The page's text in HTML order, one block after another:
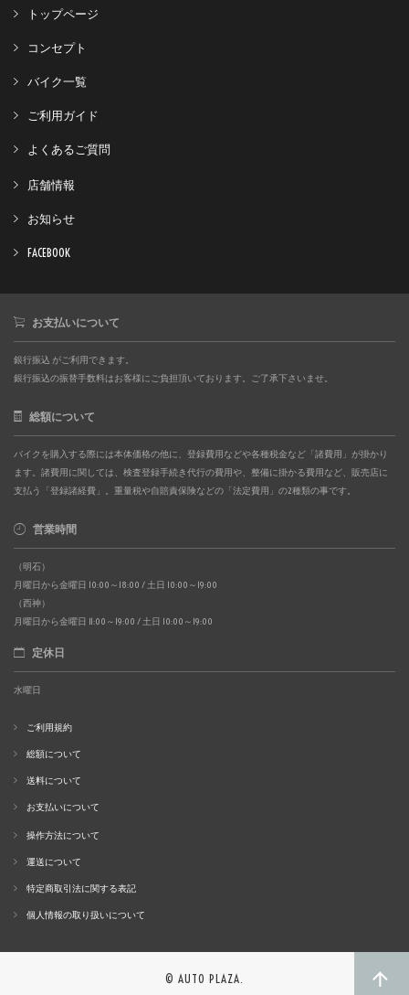
トップページ
コンセプト
バイク一覧
ご利用ガイド
よくあるご質問
店舗情報
お知らせ
FACEBOOK
お支払いについて
銀行振込 がご利用できます。
銀行振込の振替手数料はお客様にご負担頂いております。ご了承下さいませ。
総額について
バイクを購入する際には本体価格の他に、登録費用などや各種税金など「諸費用」が掛かり
ます。諸費用に関しては、検査登録手続き代行の費用や、整備に掛かる費用など、販売店に
支払う「登録諸経費」。重量税や自賠責保険などの「法定費用」の2種類の事です。
営業時間
（明石）
月曜日から金曜日 10:00～18:00 / 土日 10:00～19:00
（西神）
月曜日から金曜日 11:00～19:00 / 土日 10:00～19:00
定休日
水曜日
ご利用規約
総額について
送料について
お支払いについて
操作方法について
運送について
特定商取引法に関する表記
個人情報の取り扱いについて
© AUTO PLAZA.